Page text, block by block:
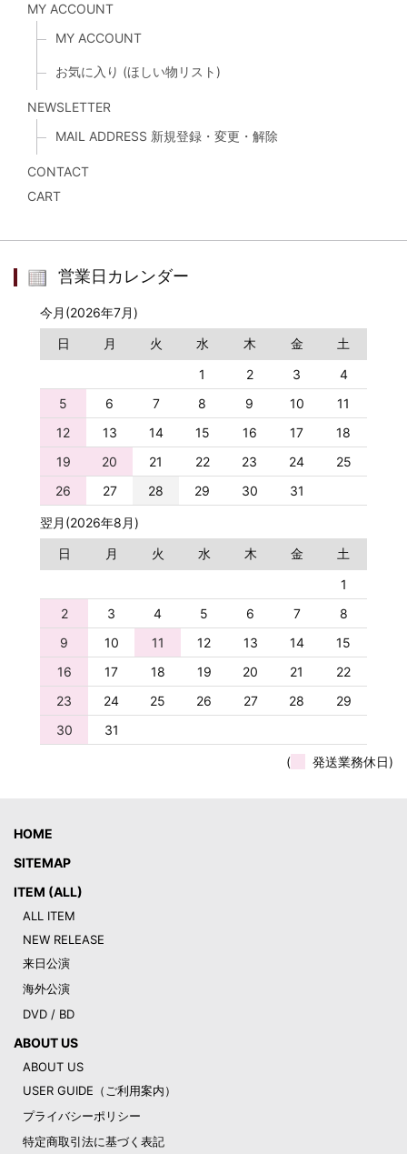
MY ACCOUNT
MY ACCOUNT
お気に入り (ほしい物リスト)
NEWSLETTER
MAIL ADDRESS 新規登録・変更・解除
CONTACT
CART
営業日カレンダー
今月(2026年7月)
日
月 火 水 木 金
土
1
2 3
4
5
6 7 8 9 10
11
12
13 14 15 16 17
18
19
20 21 22 23 24
25
26
27 28 29 30 31
翌月(2026年8月)
日
月 火 水 木 金
土
1
2
3 4 5 6 7
8
9
10 11 12 13 14
15
16
17 18 19 20 21
22
23
24 25 26 27 28
29
30
31
( 発送業務休日)
HOME
SITEMAP
ITEM (ALL)
ALL ITEM
NEW RELEASE
来日公演
海外公演
DVD / BD
ABOUT US
ABOUT US
USER GUIDE（ご利用案内）
プライバシーポリシー
特定商取引法に基づく表記